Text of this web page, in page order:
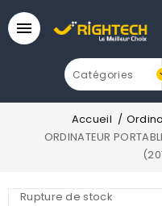

Accueil
ORDINATEUR
Rupture de stock